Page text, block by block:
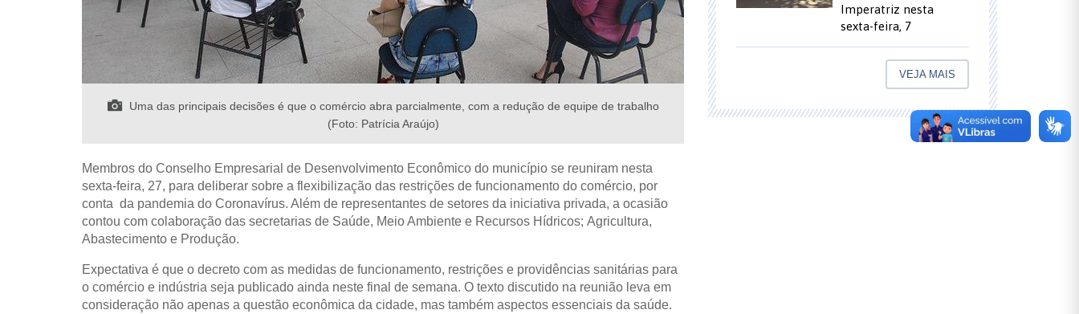
Uma das principais decisões é que o comércio abra parcialmente, com a redução de equipe de trabalho
(Foto: Patrícia Araújo)
Membros do Conselho Empresarial de Desenvolvimento Econômico do município se reuniram nesta
sexta-feira, 27, para deliberar sobre a flexibilização das restrições de funcionamento do comércio, por
conta da pandemia do Coronavírus. Além de representantes de setores da iniciativa privada, a ocasião
contou com colaboração das secretarias de Saúde, Meio Ambiente e Recursos Hídricos; Agricultura,
Abastecimento e Produção.
Expectativa é que o decreto com as medidas de funcionamento, restrições e providências sanitárias para
o comércio e indústria seja publicado ainda neste final de semana. O texto discutido na reunião leva em
consideração não apenas a questão econômica da cidade, mas também aspectos essenciais da saúde.
Imperatriz nesta
sexta-feira, 7
VEJA MAIS